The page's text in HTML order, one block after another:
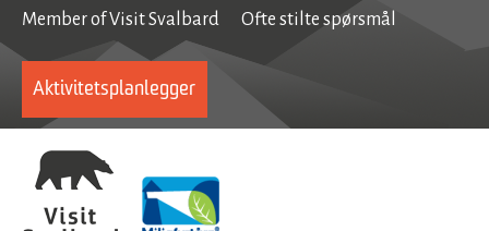
Member of Visit Svalbard
Ofte stilte spørsmål
Aktivitetsplanlegger